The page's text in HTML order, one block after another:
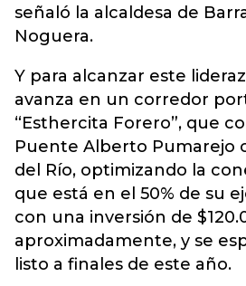
señaló la alcaldesa de
Noguera.
Y para alcanzar este
avanza en un corredor
“Esthercita Forero”, que
Puente Alberto Pumarejo
del Río, optimizando la
que está en el 50% de su
con una inversión de
aproximadamente, y se
listo a finales de este año.